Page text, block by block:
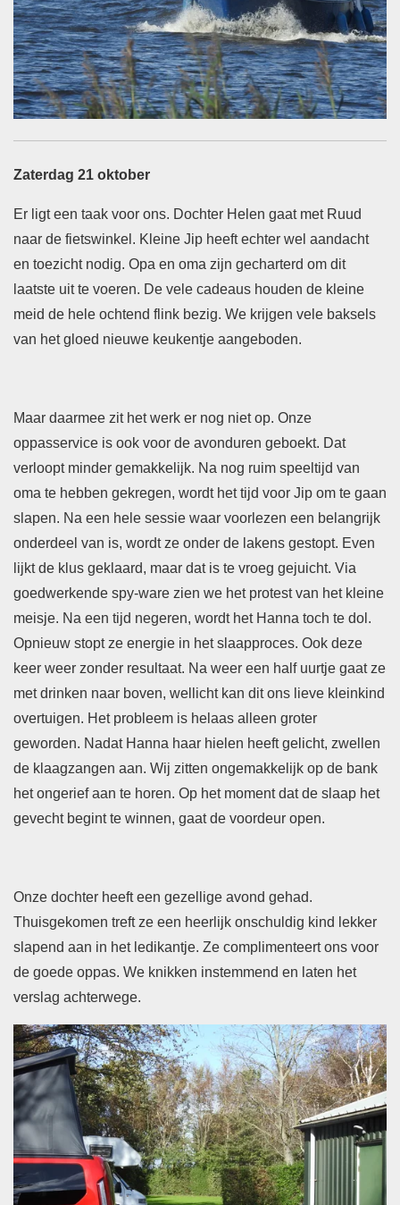
Zaterdag 21 oktober
Er ligt een taak voor ons. Dochter Helen gaat met Ruud
naar de fietswinkel. Kleine Jip heeft echter wel aandacht
en toezicht nodig. Opa en oma zijn gecharterd om dit
laatste uit te voeren. De vele cadeaus houden de kleine
meid de hele ochtend flink bezig. We krijgen vele baksels
van het gloed nieuwe keukentje aangeboden.
Maar daarmee zit het werk er nog niet op. Onze
oppasservice is ook voor de avonduren geboekt. Dat
verloopt minder gemakkelijk. Na nog ruim speeltijd van
oma te hebben gekregen, wordt het tijd voor Jip om te gaan
slapen. Na een hele sessie waar voorlezen een belangrijk
onderdeel van is, wordt ze onder de lakens gestopt. Even
lijkt de klus geklaard, maar dat is te vroeg gejuicht. Via
goedwerkende spy-ware zien we het protest van het kleine
meisje. Na een tijd negeren, wordt het Hanna toch te dol.
Opnieuw stopt ze energie in het slaapproces. Ook deze
keer weer zonder resultaat. Na weer een half uurtje gaat ze
met drinken naar boven, wellicht kan dit ons lieve kleinkind
overtuigen. Het probleem is helaas alleen groter
geworden. Nadat Hanna haar hielen heeft gelicht, zwellen
de klaagzangen aan. Wij zitten ongemakkelijk op de bank
het ongerief aan te horen. Op het moment dat de slaap het
gevecht begint te winnen, gaat de voordeur open.
Onze dochter heeft een gezellige avond gehad.
Thuisgekomen treft ze een heerlijk onschuldig kind lekker
slapend aan in het ledikantje. Ze complimenteert ons voor
de goede oppas. We knikken instemmend en laten het
verslag achterwege.